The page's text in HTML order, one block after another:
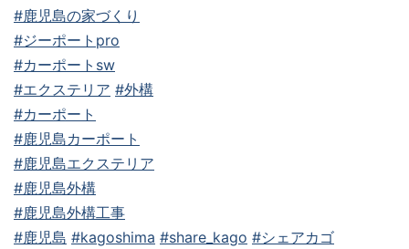
#鹿児島の家づくり
#ジーポートpro
#カーポートsw
#エクステリア #外構
#カーポート
#鹿児島カーポート
#鹿児島エクステリア
#鹿児島外構
#鹿児島外構工事
#鹿児島 #kagoshima #share_kago #シェアカゴ